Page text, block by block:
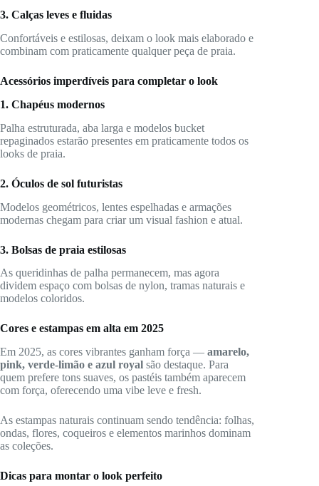
3. Calças leves e fluidas
Confortáveis e estilosas, deixam o look mais elaborado e
combinam com praticamente qualquer peça de praia.
Acessórios imperdíveis para completar o look
1. Chapéus modernos
Palha estruturada, aba larga e modelos bucket
repaginados estarão presentes em praticamente todos os
looks de praia.
2. Óculos de sol futuristas
Modelos geométricos, lentes espelhadas e armações
modernas chegam para criar um visual fashion e atual.
3. Bolsas de praia estilosas
As queridinhas de palha permanecem, mas agora
dividem espaço com bolsas de nylon, tramas naturais e
modelos coloridos.
Cores e estampas em alta em 2025
Em 2025, as cores vibrantes ganham força — amarelo,
pink, verde-limão e azul royal são destaque. Para
quem prefere tons suaves, os pastéis também aparecem
com força, oferecendo uma vibe leve e fresh.
As estampas naturais continuam sendo tendência: folhas,
ondas, flores, coqueiros e elementos marinhos dominam
as coleções.
Dicas para montar o look perfeito